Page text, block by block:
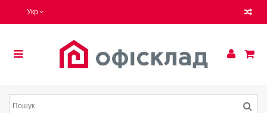
Укр